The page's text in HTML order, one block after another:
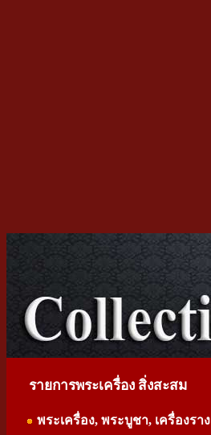
รายการพระเครื่อง สิ่งสะสม
พระเครื่อง, พระบูชา, เครื่องราง